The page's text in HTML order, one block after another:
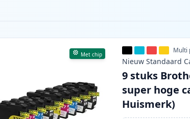
Met chip Multi
Nieuw Standaard
9 stuks
super hoge
Huismerk)